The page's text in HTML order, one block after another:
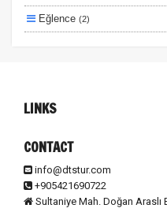
Eğlence (2)
LINKS
CONTACT
info@dtstur.com
+905421690722
Sultaniye Mah. Doğan Araslı